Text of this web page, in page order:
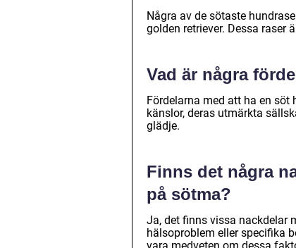
Några av de sötaste
golden retriever. Dessa raser
Vad är några
Fördelarna med att ha en
känslor, deras utmärkta
glädje.
Finns det några
på sötma?
Ja, det finns vissa nackdelar
hälsoproblem eller specifika